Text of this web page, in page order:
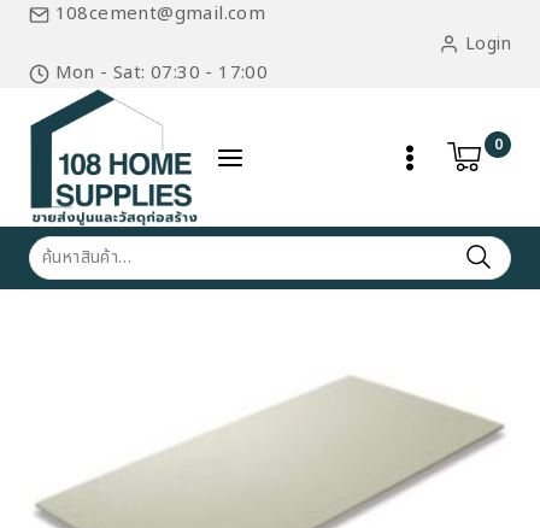
Skip
content
108cement@gmail.com
Mon - Sat: 07:30 - 17:00
Login
0
ค้นหา: